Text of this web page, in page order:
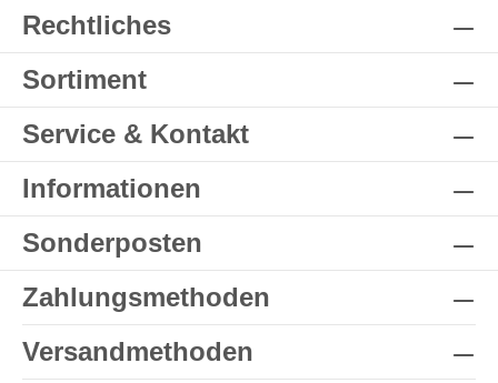
Rechtliches
Sortiment
Service & Kontakt
Informationen
Sonderposten
Zahlungsmethoden
Versandmethoden